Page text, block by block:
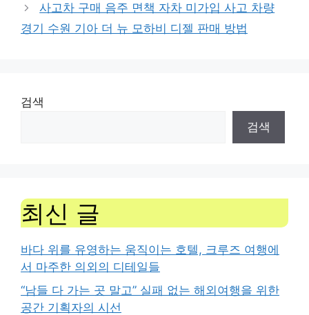
사고차 구매 음주 면책 자차 미가입 사고 차량
경기 수원 기아 더 뉴 모하비 디젤 판매 방법
검색
검색
최신 글
바다 위를 유영하는 움직이는 호텔, 크루즈 여행에
서 마주한 의외의 디테일들
“남들 다 가는 곳 말고” 실패 없는 해외여행을 위한
공간 기획자의 시선